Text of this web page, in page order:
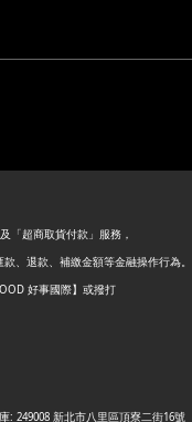
「超商取貨付款」服務，
、退款、補繳金額等金融操作行為。
好事國際】或撥打
: 249008 新北市八里區頂寮二街16號